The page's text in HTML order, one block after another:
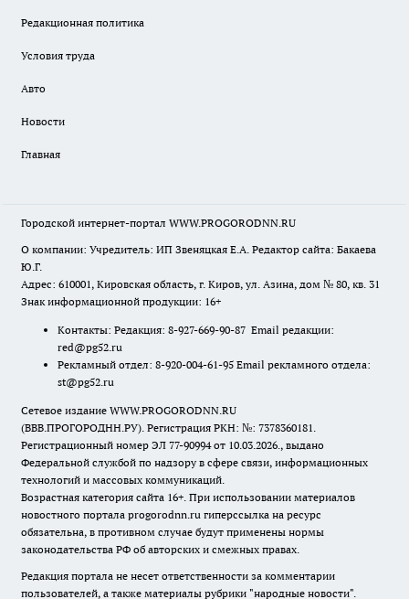
Редакционная политика
Условия труда
Авто
Новости
Главная
Городской интернет-портал WWW.PROGORODNN.RU
О компании: Учредитель: ИП Звеняцкая Е.А. Редактор сайта: Бакаева
Ю.Г.
Адрес: 610001, Кировская область, г. Киров, ул. Азина, дом № 80, кв. 31
Знак информационной продукции: 16+
Контакты: Редакция: 8-927-669-90-87 Email редакции:
red@pg52.ru
Рекламный отдел: 8-920-004-61-95 Email рекламного отдела:
st@pg52.ru
Сетевое издание WWW.PROGORODNN.RU
(ВВВ.ПРОГОРОДНН.РУ). Регистрация РКН: №: 7378360181.
Регистрационный номер ЭЛ 77-90994 от 10.03.2026., выдано
Федеральной службой по надзору в сфере связи, информационных
технологий и массовых коммуникаций.
Возрастная категория сайта 16+. При использовании материалов
новостного портала progorodnn.ru гиперссылка на ресурс
обязательна, в противном случае будут применены нормы
законодательства РФ об авторских и смежных правах.
Редакция портала не несет ответственности за комментарии
пользователей, а также материалы рубрики "народные новости".